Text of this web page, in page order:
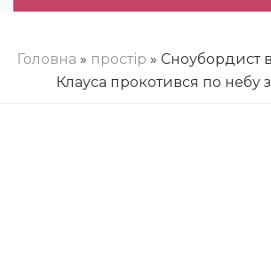
Головна » простір » Сноубордист
Клауса прокотився по небу